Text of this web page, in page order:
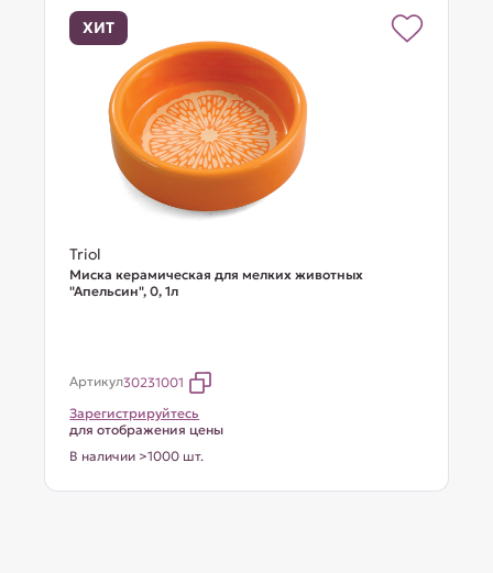
ХИТ
Triol
Миска керамическая для мелких животных
"Апельсин", 0, 1л
Артикул30231001
Зарегистрируйтесь
для отображения цены
В наличии >1000 шт.